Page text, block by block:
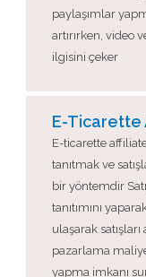
paylaşımlar
artırırken, video
ilgisini çeker
E-Ticarette
E-ticarette
tanıtmak ve
bir yöntemdir
tanıtımını
ulaşarak
pazarlama
yapma imkanı